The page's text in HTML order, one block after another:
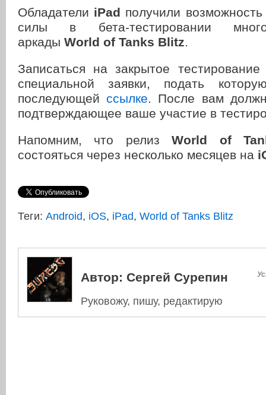
Обладатели iPad получили
силы в бета-тестировании
аркады World of Tanks Blitz.
Записаться на закрытое
специальной заявки, подать
последующейссылке. После вам
подтверждающее ваше участие в
Напомним, что релизWorld of
состояться через несколько месяцев на
Теги: Android, iOS, iPad, World of Tanks Blitz
Автор: Сергей Сурепин
Руковожу, пишу, редактирую